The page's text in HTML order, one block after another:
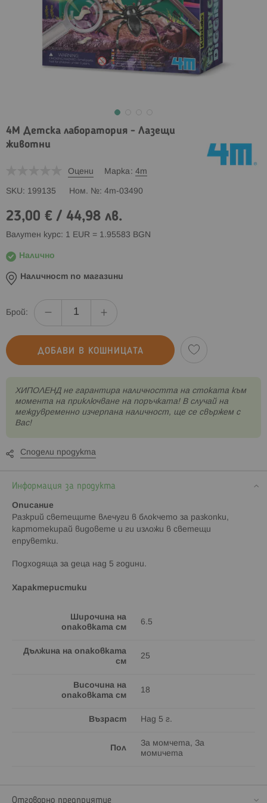
4M Детска лаборатория - Лазещи
животни
Оцени Марка 4m
SKU 199135 Ном. № 4m-03490
23,00 € / 44,98 лв.
Валутен курс: 1 EUR = 1.95583 BGN
Налично
Наличност по магазини
Брой:
ДОБАВИ В КОШНИЦАТА
XИПОЛЕНД не гарантира наличността на стоката към
момента на приключване на поръчката! В случай на
междувременно изчерпана наличност, ще се свържем с
Вас!
Сподели продукта
Информация за продукта
Описание
Разкрий светещите влечуги в блокчето за разкопки,
картотекирай видовете и ги изложи в светещи
епруветки.
Подходящa за деца над 5 години.
Характеристики
Широчина на
опаковката см
6.5
Дължина на опаковката
см
25
Височина на
опаковката см
18
Възраст Над 5 г.
Пол
За момчета, За
момичета
Отговорно предприятие